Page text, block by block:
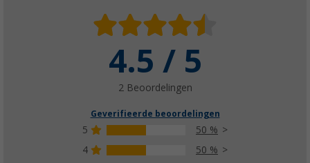
4.5 / 5
2 Beoordelingen
Geverifieerde beoordelingen
5
50 %
4
50 %